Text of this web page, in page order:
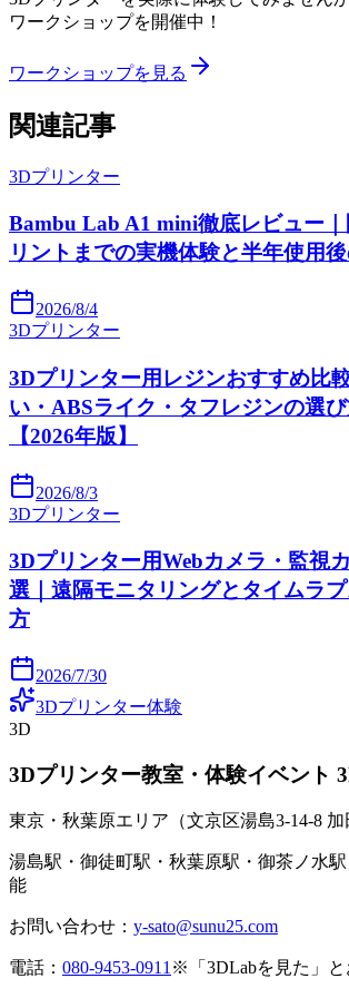
ワークショップを開催中！
ワークショップを見る
関連記事
3Dプリンター
Bambu Lab A1 mini徹底レビュー
リントまでの実機体験と半年使用
2026/8/4
3Dプリンター
3Dプリンター用レジンおすすめ比
い・ABSライク・タフレジンの選
【2026年版】
2026/8/3
3Dプリンター
3Dプリンター用Webカメラ・監視
選｜遠隔モニタリングとタイムラ
方
2026/7/30
3Dプリンター体験
3D
3Dプリンター教室・体験イベント
東京・秋葉原エリア（文京区湯島3-14-8 加
湯島駅・御徒町駅・秋葉原駅・御茶ノ水
能
お問い合わせ： y-sato@sunu25.com
電話： 080-9453-0911 ※「3DLabを見た」